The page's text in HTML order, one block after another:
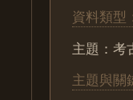
資料類型
主題：考
主題與關